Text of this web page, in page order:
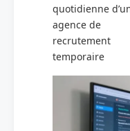
quotidienne
agence de
recrutement
temporaire